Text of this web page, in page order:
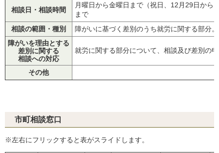
相談日・相談時間
月曜日から金曜日まで（祝日、12月29日から
まで
相談の範囲・種別
障がいに基づく差別のうち就労に関する部分。
障がいを理由とする
差別に関する
相談への対応
就労に関する部分について、相談及び差別の
その他
市町相談窓口
※左右にフリックすると表がスライドします。